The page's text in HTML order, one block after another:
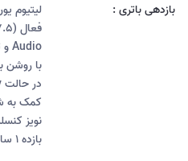
بازدهی باتری :
بازده ۱ ساعته هندزفری ها